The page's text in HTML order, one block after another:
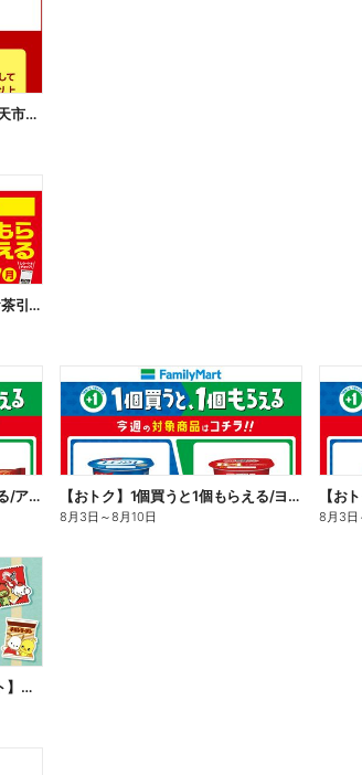
楽天ポイントカード提示で、楽天市場でのお買い物がおトクに!
【無料引換券!】焼き麺買うとお茶引換券貰える!
【おトク】1個買うと1個もらえる/アイス 【おトク】1個買うと1個もらえる/ヨーグルト
8月3日 ～8月10日
【お
8月3日
【サンリオ×メーカーマスコット】オリジナルグッズ貰える!